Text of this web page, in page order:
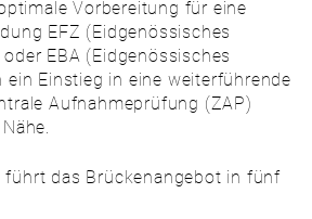
Vorbereitung für eine
EFZ (Eidgenössisches
EBA (Eidgenössisches
ein Einstieg in eine weiterführende
Aufnahmeprüfung (ZAP)
führt das Brückenangebot in fünf